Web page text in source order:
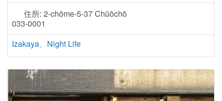
住所: 2-chōme-5-37 Chūōchō
033-0001
Izakaya、 Night Life